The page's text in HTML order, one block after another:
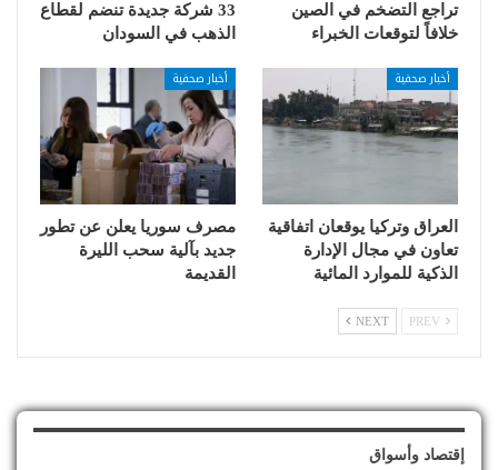
تراجع التضخم في الصين
خلافاً لتوقعات الخبراء
33 شركة جديدة تنضم لقطاع
الذهب في السودان
أخبار صحفية
العراق وتركيا يوقعان اتفاقية
تعاون في مجال الإدارة
الذكية للموارد المائية
أخبار صحفية
مصرف سوريا يعلن عن تطور
جديد بآلية سحب الليرة
القديمة
NEXT
إقتصاد وأسواق